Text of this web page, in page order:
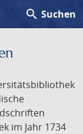
search Suchen
im Jahr 1734